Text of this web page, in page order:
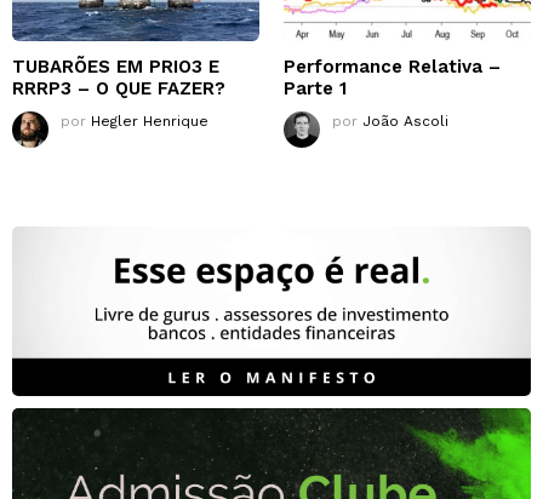
TUBARÕES EM PRIO3 E
RRRP3 – O QUE FAZER?
por Hegler Henrique
Performance Relativa –
Parte 1
por João Ascoli